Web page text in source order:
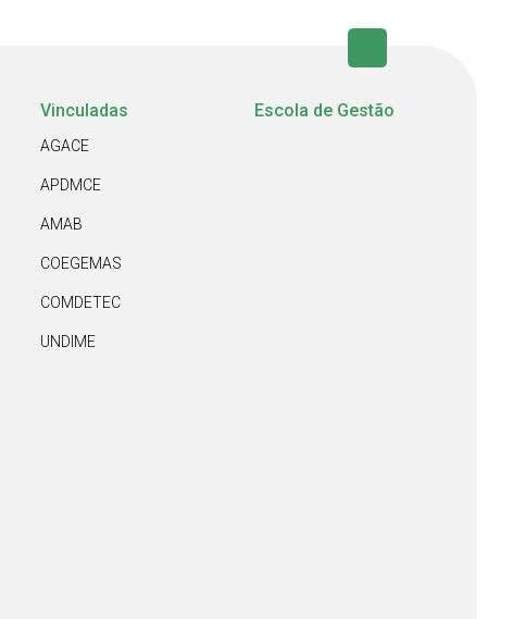
Vinculadas
AGACE
APDMCE
AMAB
COEGEMAS
COMDETEC
UNDIME
Escola de Gestão